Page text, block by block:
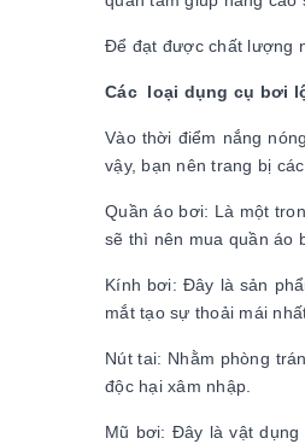
Để đạt được chất lượng
Các loại dụng cụ bơi
Vào thời điểm nắng
vậy, bạn nên trang bị
Quần áo bơi: Là một
sẽ thì nên mua quần áo
Kính bơi: Đây là sản
mắt tạo sự thoải mái
Nút tai: Nhằm phòng
độc hại xâm nhập.
Mũ bơi: Đây là vật